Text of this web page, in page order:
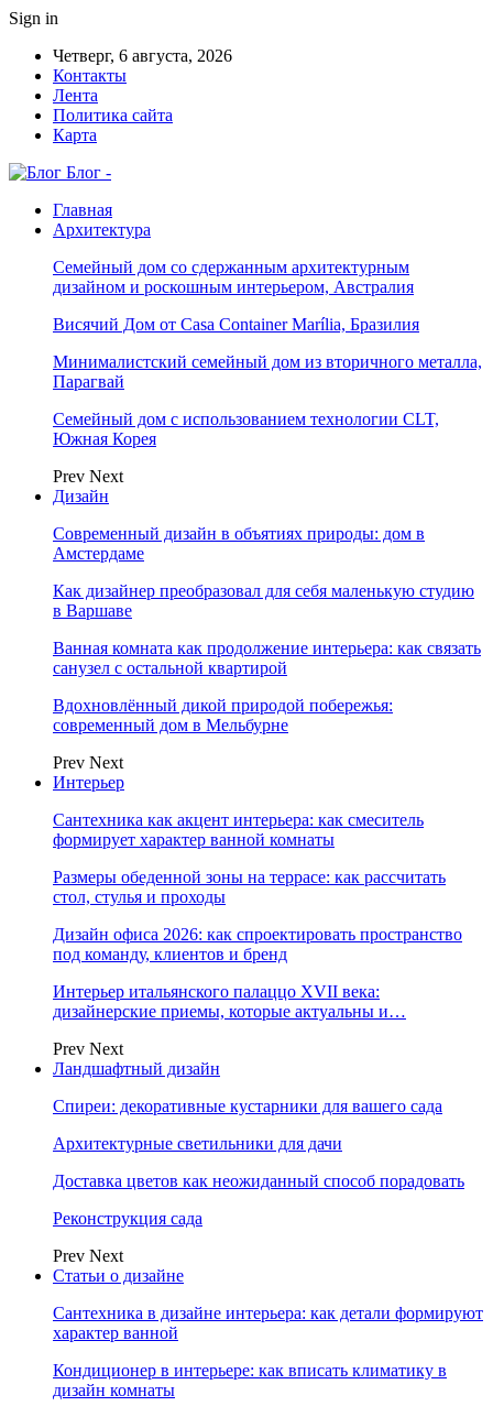
Sign in
Четверг, 6 августа, 2026
Контакты
Лента
Политика сайта
Карта
Блог -
Главная
Архитектура
Семейный дом со сдержанным архитектурным
дизайном и роскошным интерьером, Австралия
Висячий Дом от Casa Container Marília, Бразилия
Минималистский семейный дом из вторичного металла,
Парагвай
Семейный дом с использованием технологии CLT,
Южная Корея
Prev Next
Дизайн
Современный дизайн в объятиях природы: дом в
Амстердаме
Как дизайнер преобразовал для себя маленькую студию
в Варшаве
Ванная комната как продолжение интерьера: как связать
санузел с остальной квартирой
Вдохновлённый дикой природой побережья:
современный дом в Мельбурне
Prev Next
Интерьер
Сантехника как акцент интерьера: как смеситель
формирует характер ванной комнаты
Размеры обеденной зоны на террасе: как рассчитать
стол, стулья и проходы
Дизайн офиса 2026: как спроектировать пространство
под команду, клиентов и бренд
Интерьер итальянского палаццо XVII века:
дизайнерские приемы, которые актуальны и…
Prev Next
Ландшафтный дизайн
Спиреи: декоративные кустарники для вашего сада
Архитектурные светильники для дачи
Доставка цветов как неожиданный способ порадовать
Реконструкция сада
Prev Next
Статьи о дизайне
Сантехника в дизайне интерьера: как детали формируют
характер ванной
Кондиционер в интерьере: как вписать климатику в
дизайн комнаты